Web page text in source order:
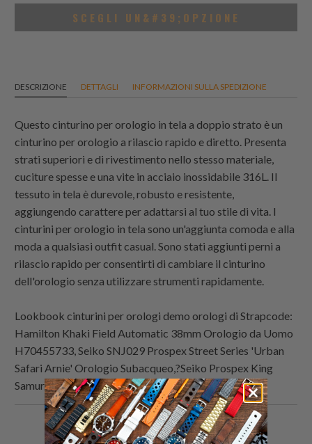
SCEGLI UN&#39;OPZIONE
DESCRIZIONE DETTAGLI INFORMAZIONI SULLA SPEDIZIONE
Questo cinturino per orologio in tela a doppio strato è un
cinturino per orologio a rilascio rapido e diretto. Presenta
strati superiori e di rivestimento nello stesso materiale,
cuciture spesse e una vite in acciaio inossidabile 316L. Il
tessuto in tela è durevole, robusto e resistente,
aggiungendo carattere per adattarsi al tuo stile di vita. I
cinturini per orologio in tela sono un'aggiunta comoda e alla
moda a qualsiasi outfit casual. Sono stati aggiunti perni a
rilascio rapido per consentirti di cambiare il cinturino
dell'orologio senza utilizzare strumenti rapidamente.
Lookbook cinturini per orologi demo orologi diStrapcode:
Hamilton Khaki Field Automatic 38mm Orologio da Uomo
H70455733, Seiko SNJ029 Prospex Street Series 'Urban
Safari Arnie' Orologio Subacqueo,?Seiko Prospex King
Samurai Quadrante Bianco SRPE37K1
CondividiShare
CondividiEmail